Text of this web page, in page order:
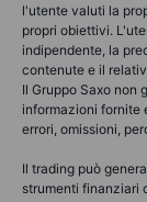
l'utente valuti la
propri obiettivi.
indipendente, la
contenute e il
Il Gruppo Saxo
informazioni fornite
errori, omissioni,
Il trading può
strumenti finanziari